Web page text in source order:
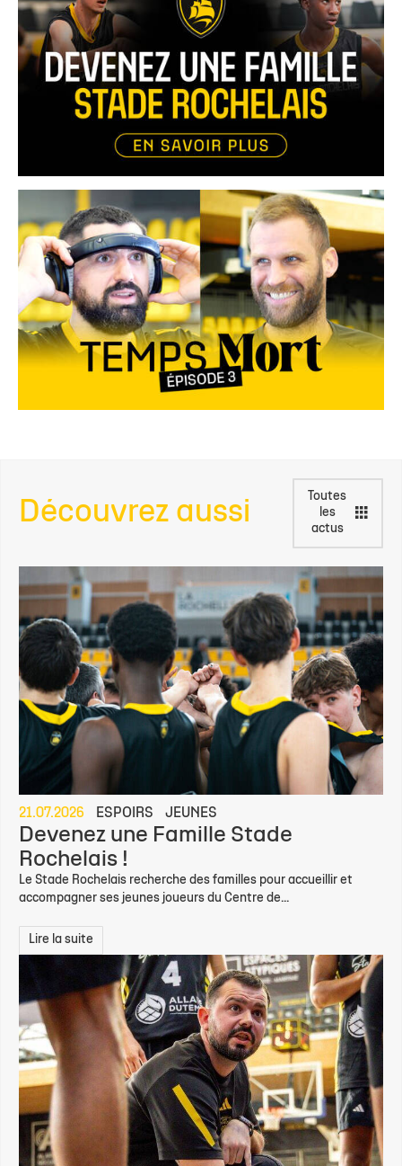
Découvrez aussi
Toutes
les
actus
21.07.2026 ESPOIRS JEUNES
Devenez une Famille Stade
Rochelais !
Le Stade Rochelais recherche des familles pour accueillir et
accompagner ses jeunes joueurs du Centre de...
Lire la suite